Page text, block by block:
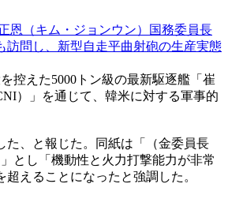
恩（キム・ジョンウン）国務委員長
訪問し、新型自走平曲射砲の生産実態
控えた5000トン級の最新駆逐艦「崔
）」を通じて、韓米に対する軍事的
た、と報じた。同紙は「（金委員長
とし「機動性と火力打撃能力が非常
えることになったと強調した。